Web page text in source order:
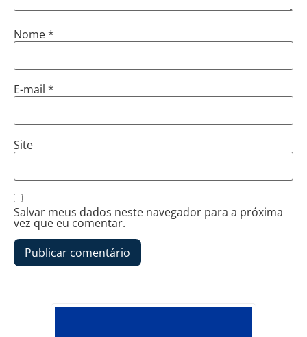
Nome*
E-mail *
Site
Salvar meus dados neste navegador para a próxima
vez que eu comentar.